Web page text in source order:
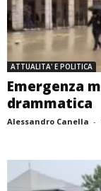
ATTUALITA' E POLITICA
Emergenza
drammatica
Alessandro Canella -